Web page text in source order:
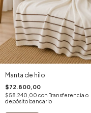
Manta de hilo
$72.800,00
$58.240,00 con Transferencia o
depósito bancario